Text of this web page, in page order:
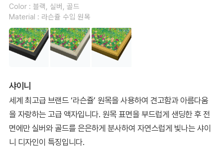
Color : 블랙, 실버, 골드
Material : 라슨쥴 수입 원목
샤이니
세계 최고급 브랜드 ‘라슨쥴’ 원목을 사용하여 견고함과 아름다움
을 자랑하는 고급 액자입니다. 원목 표면을 부드럽게 샌딩한 후 전
면에만 실버와 골드를 은은하게 분사하여 자연스럽게 빛나는 샤이
니 디자인이 특징입니다.